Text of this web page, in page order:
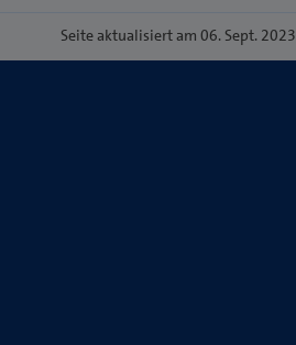
Seiteaktualisiert am 06. Sept. 2023